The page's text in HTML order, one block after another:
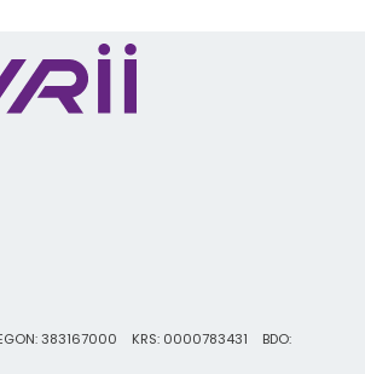
383167000 KRS: 0000783431 BDO: